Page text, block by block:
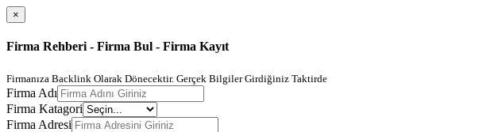
×
Firma Rehberi - Firma Bul - Firma Kayıt
Firmanıza Backlink Olarak Dönecektir. Gerçek Bilgiler Girdiğiniz Taktirde
Firma Adı
Firma Katagori
Firma Adresi